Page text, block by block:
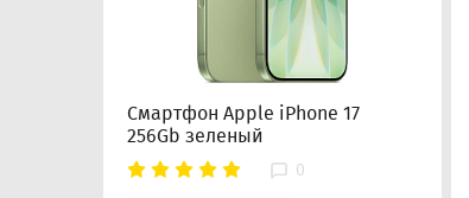
Смартфон Apple iPhone 17
256Gb зеленый
0